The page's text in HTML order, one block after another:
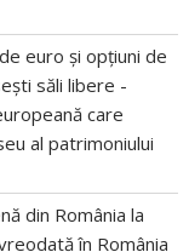
euro și opțiuni de
săli libere -
care
al patrimoniului
din România la
în România